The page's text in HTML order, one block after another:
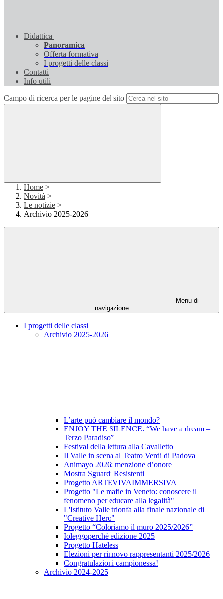
Didattica
Panoramica
Offerta formativa
I progetti delle classi
Contatti
Info utili
Campo di ricerca per le pagine del sito
Home >
Novità >
Le notizie >
Archivio 2025-2026
Menu di
navigazione
I progetti delle classi
Archivio 2025-2026
L’arte può cambiare il mondo?
ENJOY THE SILENCE: “We have a dream –
Terzo Paradiso”
Festival della lettura alla Cavalletto
Il Valle in scena al Teatro Verdi di Padova
Animayo 2026: menzione d’onore
Mostra Sguardi Resistenti
Progetto ARTEVIVAIMMERSIVA
Progetto "Le mafie in Veneto: conoscere il
fenomeno per educare alla legalità"
L'Istituto Valle trionfa alla finale nazionale di
"Creative Hero"
Progetto “Coloriamo il muro 2025/2026”
Ioleggoperchè edizione 2025
Progetto Hateless
Elezioni per rinnovo rappresentanti 2025/2026
Congratulazioni campionessa!
Archivio 2024-2025